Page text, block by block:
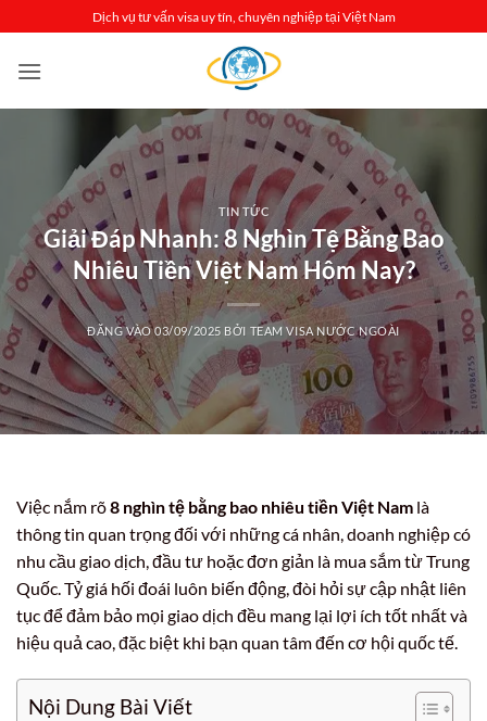
qua
nội
Dịch vụ tư vấn visa uy tín, chuyên nghiệp tại Việt Nam
TIN TỨC
Giải Đáp Nhanh: 8 Nghìn Tệ Bằng Bao
Nhiêu Tiền Việt Nam Hôm Nay?
ĐĂNG VÀO03/09/2025 BỞI TEAM VISA NƯỚC NGOÀI
Việc nắm rõ8 nghìn tệ bằng bao nhiêu tiền Việt Nam là
thông tin quan trọng đối với những cá nhân, doanh nghiệp có
nhu cầu giao dịch, đầu tư hoặc đơn giản là mua sắm từ Trung
Quốc. Tỷ giá hối đoái luôn biến động, đòi hỏi sự cập nhật liên
tục để đảm bảo mọi giao dịch đều mang lại lợi ích tốt nhất và
hiệu quả cao, đặc biệt khi bạn quan tâm đến cơ hội quốc tế.
Nội Dung Bài Viết